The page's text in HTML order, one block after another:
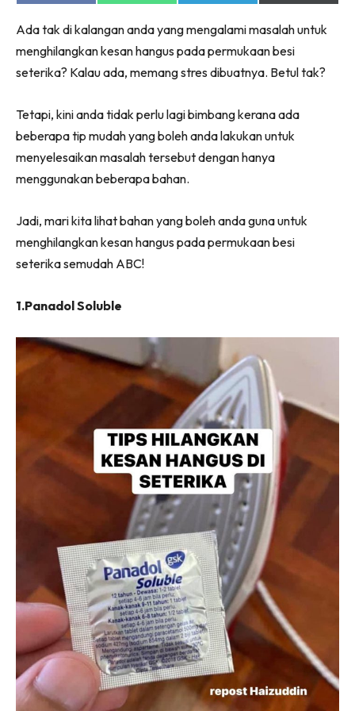
Ruang Makan
Ruang Tamu
Menarik Lagi
Casa Impiana
Makeover Ruang Selebriti
Destinasi
Hotel
Kafe
Ilham Impiana
Ilham Impiana 360
Ilham Impiana Inspirasi Selebriti
Impiana TV
Casa Impiana
Impiana MakeOver
Lahar Dekor
Sembang Dekor
Sembang Laman
Tip Impiana
Tip Laman
Hub Ideaktiv
on
on
on
on
(Twitter)
Ada tak di kalangan anda yang mengalami masalah untuk
menghilangkan kesan hangus pada permukaan besi
seterika? Kalau ada, memang stres dibuatnya. Betul tak?
Tetapi, kini anda tidak perlu lagi bimbang kerana ada
beberapa tip mudah yang boleh anda lakukan untuk
menyelesaikan masalah tersebut dengan hanya
menggunakan beberapa bahan.
Jadi, mari kita lihat bahan yang boleh anda guna untuk
menghilangkan kesan hangus pada permukaan besi
seterika semudah ABC!
1.Panadol Soluble